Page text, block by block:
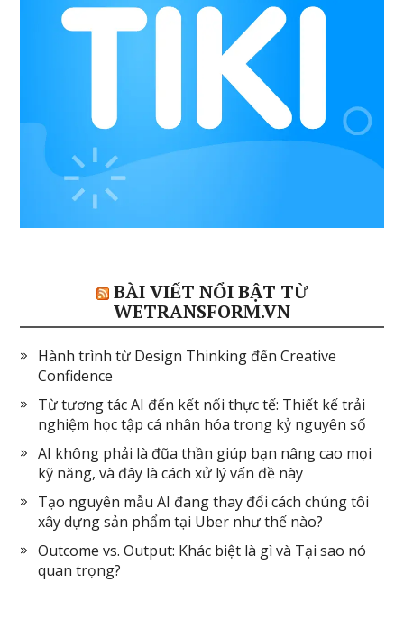
BÀI VIẾT NỔI BẬT TỪ
WETRANSFORM.VN
Hành trình từ Design Thinking đến Creative
Confidence
Từ tương tác AI đến kết nối thực tế: Thiết kế trải
nghiệm học tập cá nhân hóa trong kỷ nguyên số
AI không phải là đũa thần giúp bạn nâng cao mọi
kỹ năng, và đây là cách xử lý vấn đề này
Tạo nguyên mẫu AI đang thay đổi cách chúng tôi
xây dựng sản phẩm tại Uber như thế nào?
Outcome vs. Output: Khác biệt là gì và Tại sao nó
quan trọng?